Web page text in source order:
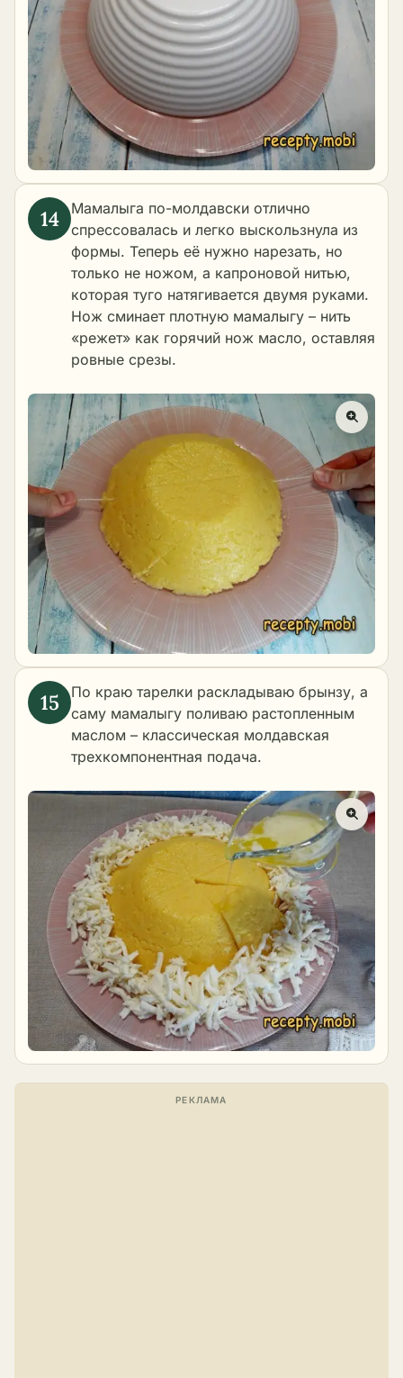
Мамалыга по-молдавски отлично
спрессовалась и легко выскользнула из
формы. Теперь её нужно нарезать, но
только не ножом, а капроновой нитью,
которая туго натягивается двумя руками.
Нож сминает плотную мамалыгу – нить
«режет» как горячий нож масло, оставляя
ровные срезы.
По краю тарелки раскладываю брынзу, а
саму мамалыгу поливаю растопленным
маслом – классическая молдавская
трехкомпонентная подача.